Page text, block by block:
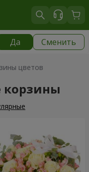
Да Сменить
цветов
корзины